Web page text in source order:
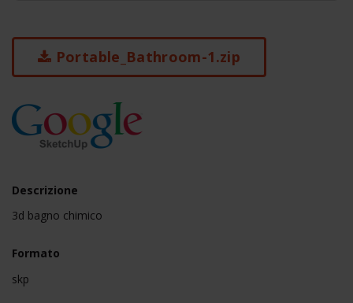
Portable_Bathroom-1.zip
Descrizione
3d bagno chimico
Formato
skp